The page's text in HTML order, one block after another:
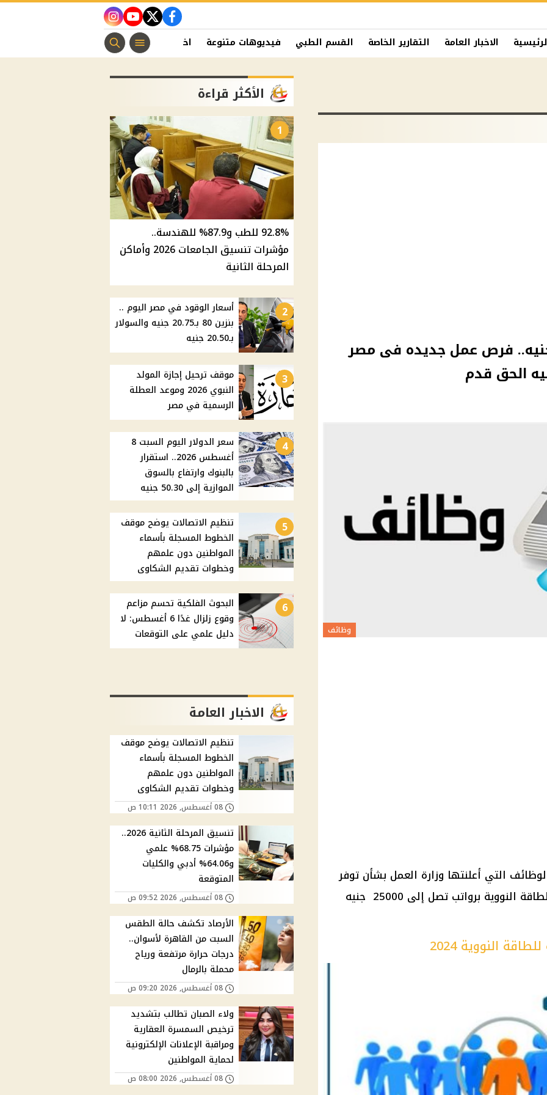
facebook
twitter
youtube
instagram
الاخبار العامة التقارير الخاصة القسم الطبي فيديوهات متنوعة اخبار الفن منوعات مسيحية
تصل الى 25000 جنيه.. فرص عمل جديده فى مصر
الحق قدم
وظائف
التي أعلنتها وزارة العمل بشأن توفر
فرص عمل جديدة بمحطة الضبعة للطاقة النووية برواتب تصل إلى 25000 جنيه
النووية 2024
الأكثر قراءة
1
92.8% للطب و87.9% للهندسة..
مؤشرات تنسيق الجامعات 2026 وأماكن
المرحلة الثانية
2
أسعار الوقود في مصر اليوم ..
بنزين 80 بـ20.75 جنيه والسولار
بـ20.50 جنيه
3
موقف ترحيل إجازة المولد
النبوي 2026 وموعد العطلة
الرسمية في مصر
4
سعر الدولار اليوم السبت 8
أغسطس 2026.. استقرار
بالبنوك وارتفاع بالسوق
الموازية إلى 50.30 جنيه
5
تنظيم الاتصالات يوضح موقف
الخطوط المسجلة بأسماء
المواطنين دون علمهم
وخطوات تقديم الشكاوى
6
البحوث الفلكية تحسم مزاعم
وقوع زلزال غدًا 6 أغسطس: لا
دليل علمي على التوقعات
الاخبار العامة
تنظيم الاتصالات يوضح موقف
الخطوط المسجلة بأسماء
المواطنين دون علمهم
وخطوات تقديم الشكاوى
08 أغسطس, 2026 10:11 ص
تنسيق المرحلة الثانية 2026..
مؤشرات 68.75% علمي
و64.06% أدبي والكليات
المتوقعة
08 أغسطس, 2026 09:52 ص
الأرصاد تكشف حالة الطقس
السبت من القاهرة لأسوان..
درجات حرارة مرتفعة ورياح
محملة بالرمال
08 أغسطس, 2026 09:20 ص
ولاء الصبان تطالب بتشديد
ترخيص السمسرة العقارية
ومراقبة الإعلانات الإلكترونية
لحماية المواطنين
08 أغسطس, 2026 08:00 ص